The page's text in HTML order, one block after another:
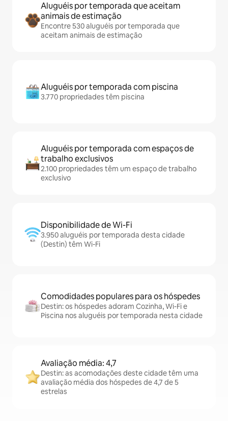
Aluguéis por temporada que aceitam
animais de estimação
Encontre 530 aluguéis por temporada que
aceitam animais de estimação
Aluguéis por temporada com piscina
3.770 propriedades têm piscina
Aluguéis por temporada com espaços de
trabalho exclusivos
2.100 propriedades têm um espaço de trabalho
exclusivo
Disponibilidade de Wi-Fi
3.950 aluguéis por temporada desta cidade
(Destin) têm Wi-Fi
Comodidades populares para os hóspedes
Destin: os hóspedes adoram Cozinha, Wi-Fi e
Piscina nos aluguéis por temporada nesta cidade
Avaliação média: 4,7
Destin: as acomodações deste cidade têm uma
avaliação média dos hóspedes de 4,7 de 5
estrelas